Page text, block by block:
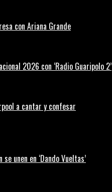
con Ariana Grande
2026 con ‘Radio Guaripolo 2’
a cantar y confesar
unen en ‘Dando Vueltas’